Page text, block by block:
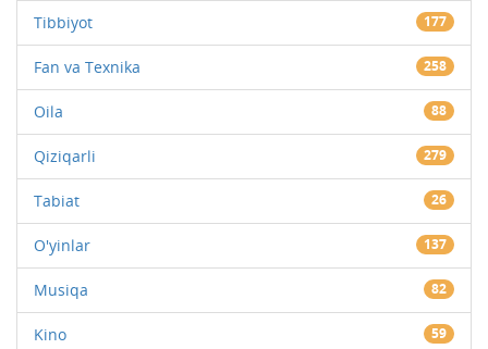
Tibbiyot 177
Fan va Texnika 258
Oila 88
Qiziqarli 279
Tabiat 26
O'yinlar 137
Musiqa 82
Kino 59